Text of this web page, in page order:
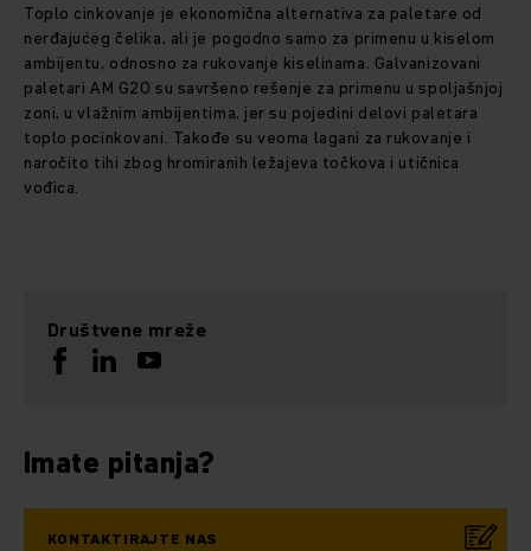
Toplo cinkovanje je ekonomična alternativa za paletare od
nerđajućeg čelika, ali je pogodno samo za primenu u kiselom
ambijentu, odnosno za rukovanje kiselinama. Galvanizovani
paletari AM G20 su savršeno rešenje za primenu u spoljašnjoj
zoni, u vlažnim ambijentima, jer su pojedini delovi paletara
toplo pocinkovani. Takođe su veoma lagani za rukovanje i
naročito tihi zbog hromiranih ležajeva točkova i utičnica
vođica.
Društvene mreže
Imate pitanja?
KONTAKTIRAJTE NAS